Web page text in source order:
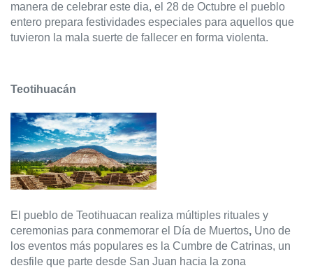
manera de celebrar este dia, el 28 de Octubre el pueblo
entero prepara festividades especiales para aquellos que
tuvieron la mala suerte de fallecer en forma violenta.
Teotihuacán
El pueblo de Teotihuacan realiza múltiples rituales y
ceremonias para conmemorar el Día de Muertos, Uno de
los eventos más populares es la Cumbre de Catrinas, un
desfile que parte desde San Juan hacia la zona